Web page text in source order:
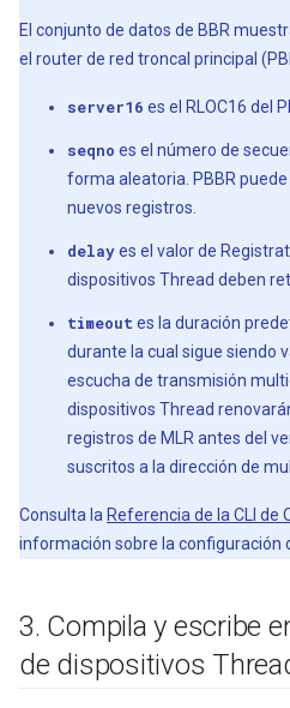
El conjunto de datos de BBR
el router de red troncal principal
server16 es el RLOC16 del
seqno es el número de
forma aleatoria. PBBR
nuevos registros.
delayes el valor de
dispositivos Thread deben
timeout es la duración
durante la cual sigue siendo
escucha de transmisión
dispositivos Thread
registros de MLR antes del
suscritos a la dirección de
Consulta la Referencia de la CLI de
información sobre la configuración
3. Compila y escribe
de dispositivos